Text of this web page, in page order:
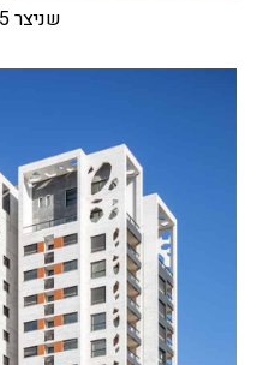
שניצר 5, תל אביב